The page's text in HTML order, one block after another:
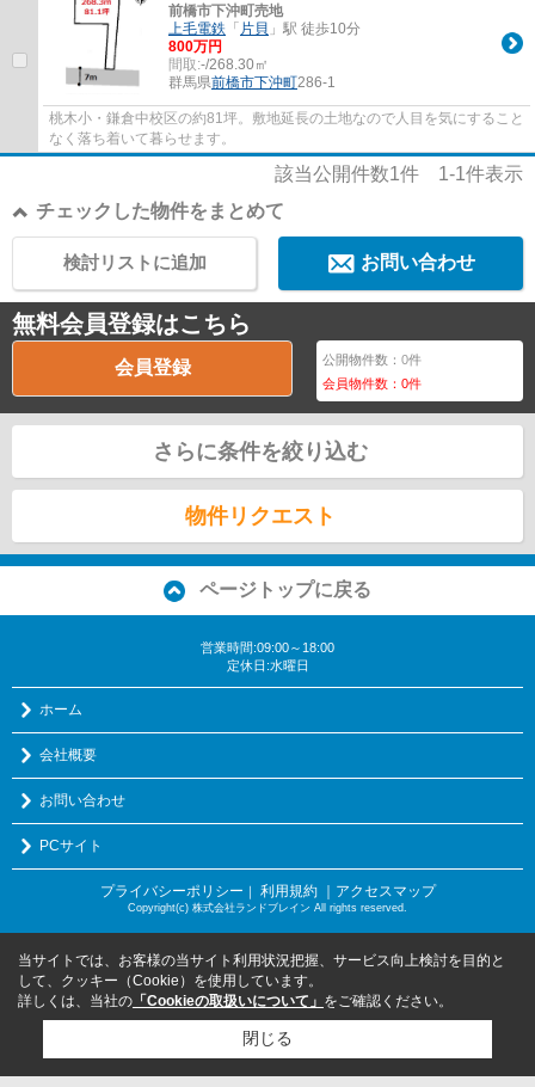
前橋市下沖町売地
上毛電鉄 「 片貝 」駅 徒歩10分
800万円
間取:-/268.30㎡
群馬県前橋市下沖町286-1
桃木小・鎌倉中校区の約81坪。敷地延長の土地なので人目を気にすること
なく落ち着いて暮らせます。
該当公開件数1件 1-1件表示
チェックした物件をまとめて
お問い合わせ
検討リストに追加
無料会員登録はこちら
会員登録 公開物件数：0件
会員物件数：0件
さらに条件を絞り込む
物件リクエスト
ページトップに戻る
営業時間:09:00～18:00
定休日:水曜日
ホーム
会社概要
お問い合わせ
PCサイト
プライバシーポリシー ｜ 利用規約 ｜アクセスマップ
Copyright(c) 株式会社ランドブレイン All rights reserved.
当サイトでは、お客様の当サイト利用状況把握、サービス向上検討を目的と
して、クッキー（Cookie）を使用しています。
詳しくは、当社の 「Cookieの取扱いについて」 をご確認ください。
閉じる